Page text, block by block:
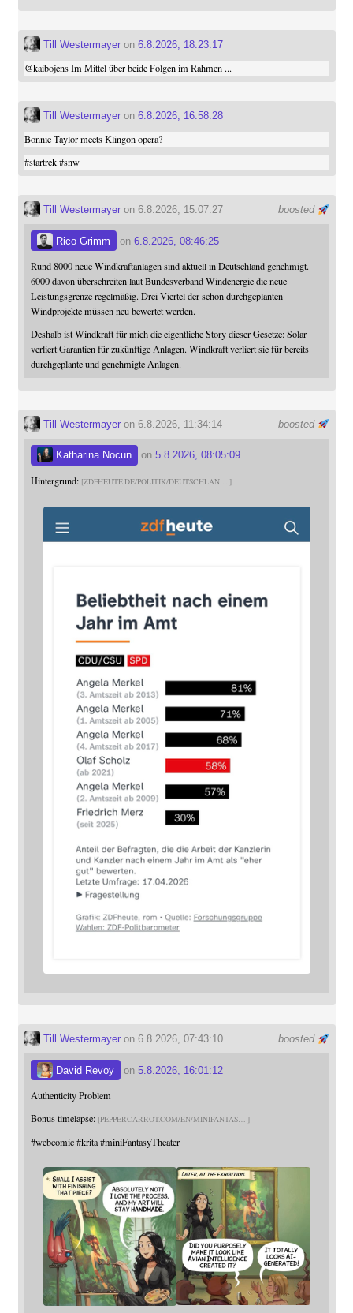
Till Westermayeron 6.8.2026, 18:23:17
@kaibojensIm Mittel über beide Folgen im Rahmen ...
Till Westermayeron 6.8.2026, 16:58:28
Bonnie Taylor meets Klingon opera?
#startrek #snw
boosted
Till Westermayeron 6.8.2026, 15:07:27
Rico Grimm on 6.8.2026, 08:46:25
Rund 8000 neue Windkraftanlagen sind aktuell in Deutschland genehmigt.
6000 davon überschreiten laut Bundesverband Windenergie die neue
Leistungsgrenze regelmäßig. Drei Viertel der schon durchgeplanten
Windprojekte müssen neu bewertet werden.
Deshalb ist Windkraft für mich die eigentliche Story dieser Gesetze: Solar
verliert Garantien für zukünftige Anlagen. Windkraft verliert sie für bereits
durchgeplante und genehmigte Anlagen.
boosted
Till Westermayeron 6.8.2026, 11:34:14
Katharina Nocun on 5.8.2026, 08:05:09
Hintergrund: ZDFHEUTE.DE/POLITIK/DEUTSCHLAN
boosted
Till Westermayeron 6.8.2026, 07:43:10
David Revoy on 5.8.2026, 16:01:12
Authenticity Problem
Bonus timelapse: PEPPERCARROT.COM/EN/MINIFANTAS
#webcomic #krita #miniFantasyTheater